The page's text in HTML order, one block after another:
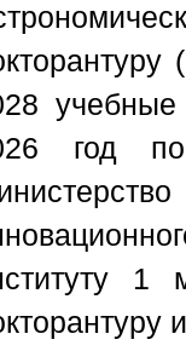
год по
1